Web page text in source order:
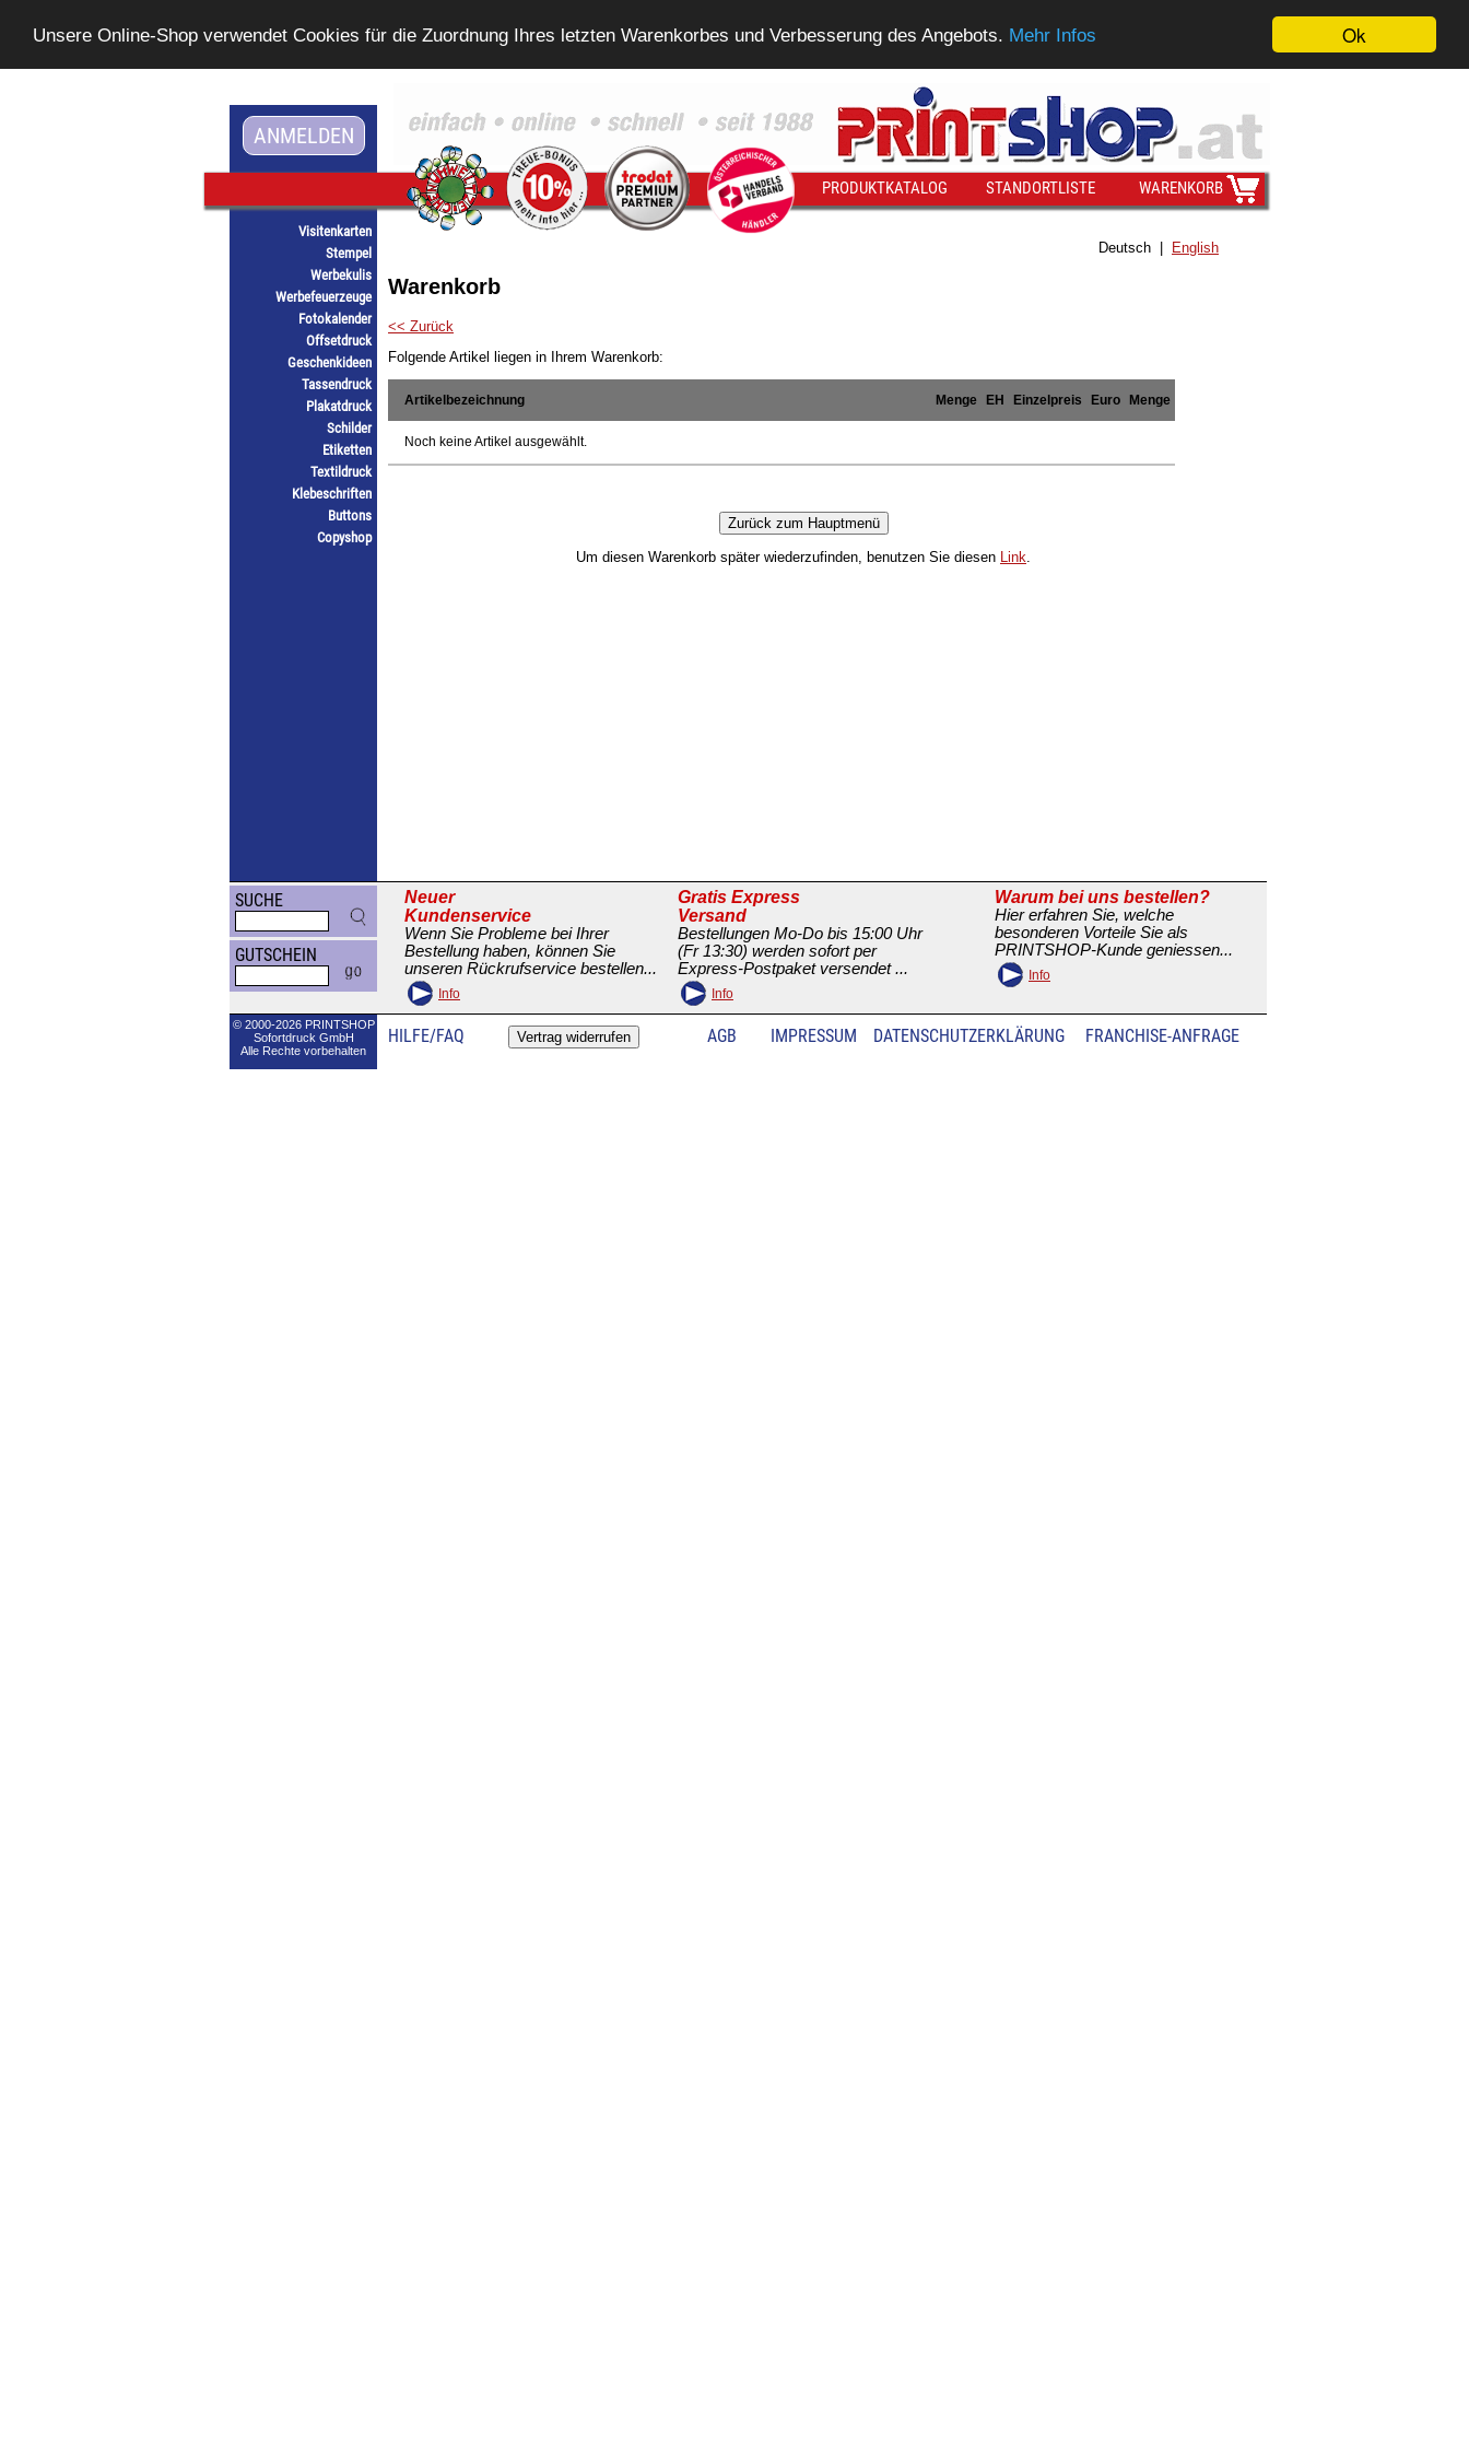
Ok
Unsere Online-Shop verwendet Cookies für die Zuordnung Ihres letzten Warenkorbes und Verbesserung des Angebots. Mehr Infos
PRODUKTKATALOG STANDORTLISTE WARENKORB
ANMELDEN
Visitenkarten
Stempel
Werbekulis
Werbefeuerzeuge
Fotokalender
Offsetdruck
Geschenkideen
Tassendruck
Plakatdruck
Schilder
Etiketten
Textildruck
Klebeschriften
Buttons
Copyshop
Deutsch | English
Warenkorb
<< Zurück
Folgende Artikel liegen in Ihrem Warenkorb:
Artikelbezeichnung Menge EH Einzelpreis Euro Menge
Noch keine Artikel ausgewählt.
Um diesen Warenkorb später wiederzufinden, benutzen Sie diesen Link.
SUCHE
GUTSCHEIN
Neuer
Kundenservice
Wenn Sie Probleme bei Ihrer
Bestellung haben, können Sie
unseren Rückrufservice bestellen...
Info
Gratis Express
Versand
Bestellungen Mo-Do bis 15:00 Uhr
(Fr 13:30) werden sofort per
Express-Postpaket versendet ...
Info
Warum bei uns bestellen?
Hier erfahren Sie, welche
besonderen Vorteile Sie als
PRINTSHOP-Kunde geniessen...
Info
© 2000-2026 PRINTSHOP
Sofortdruck GmbH
Alle Rechte vorbehalten
HILFE/FAQ AGB IMPRESSUM DATENSCHUTZERKLÄRUNG FRANCHISE-ANFRAGE